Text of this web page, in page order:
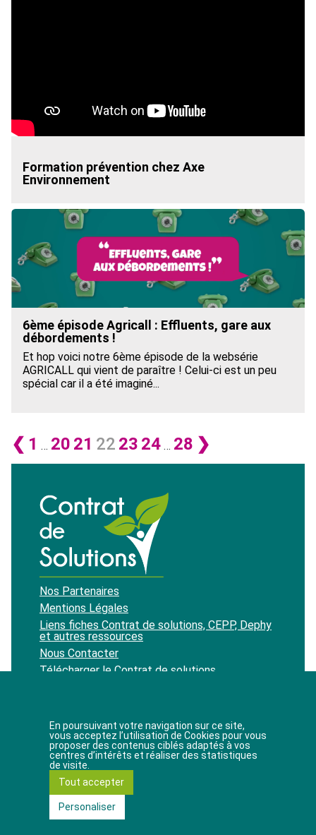
En poursuivant votre navigation sur ce site,
vous acceptez l’utilisation de Cookies pour vous
proposer des contenus ciblés adaptés à vos
centres d’intérêts et réaliser des statistiques
de visite.
Tout accepter
Personaliser
Formation prévention chez Axe
Environnement
6ème épisode Agricall : Effluents, gare aux
débordements !
Et hop voici notre 6ème épisode de la websérie
AGRICALL qui vient de paraître ! Celui-ci est un peu
spécial car il a été imaginé...
❮ 1 … 20 21 22 23 24 … 28 ❯
Nos Partenaires
Mentions Légales
Liens fiches Contrat de solutions, CEPP, Dephy
et autres ressources
Nous Contacter
Télécharger le Contrat de solutions
J'accepte de recevoir les newsletters du site.
11 rue de la baume
75008 Paris
© Contrat de Solutions 2019